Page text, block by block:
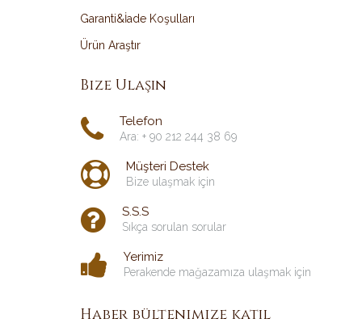
Garanti&İade Koşulları
Ürün Araştır
Bize Ulaşın
Telefon
Ara: + 90 212 244 38 69
Müşteri Destek
Bize ulaşmak için
S.S.S
Sıkça sorulan sorular
Yerimiz
Perakende mağazamıza ulaşmak için
Haber bültenimize katıl